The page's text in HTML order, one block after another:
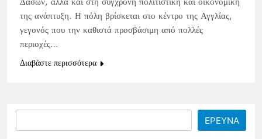
της ανάπτυξη. Η πόλη βρίσκεται στο κέντρο της Αγγλίας,
γεγονός που την καθιστά προσβάσιμη από πολλές
περιοχές…
Διαβάστε περισσότερα
ΕΡΕΥΝΑ